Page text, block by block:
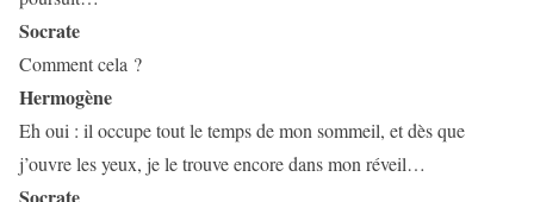
Socrate
Comment cela ?
Hermogène
Eh oui : il occupe tout le temps de mon sommeil, et dès que
j’ouvre les yeux, je le trouve encore dans mon réveil…